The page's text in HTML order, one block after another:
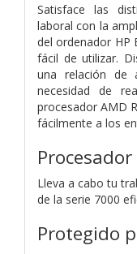
Satisface las
laboral con la
del ordenador HP
fácil de utilizar.
una relación de
necesidad de
procesador AMD
fácilmente a los
Lleva a cabo tu
de la serie 7000
Protegido